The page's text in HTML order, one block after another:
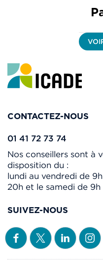
CONTACTEZ-NOUS
01 41 72 73 74
Nos conseillers sont à
disposition du :
lundi au vendredi de
20h et le samedi de 9h
SUIVEZ-NOUS